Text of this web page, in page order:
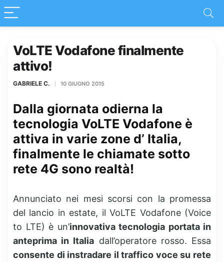
VoLTE Vodafone finalmente
attivo!
GABRIELE C. 10 GIUGNO 2015
Dalla giornata odierna la
tecnologia VoLTE Vodafone è
attiva in varie zone d’ Italia,
finalmente le chiamate sotto
rete 4G sono realtà!
Annunciato nei mesi scorsi con la promessa
del lancio in estate, il VoLTE Vodafone (Voice
to LTE) è un’innovativa tecnologia portata in
anteprima in Italia dall’operatore rosso. Essa
consente di instradare il traffico voce su rete